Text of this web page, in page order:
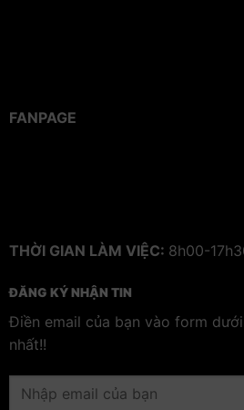
FANPAGE
THỜI GIAN LÀM VIỆC: 8h00-
ĐĂNG KÝ NHẬN TIN
Điền email của bạn vào form
nhất!!